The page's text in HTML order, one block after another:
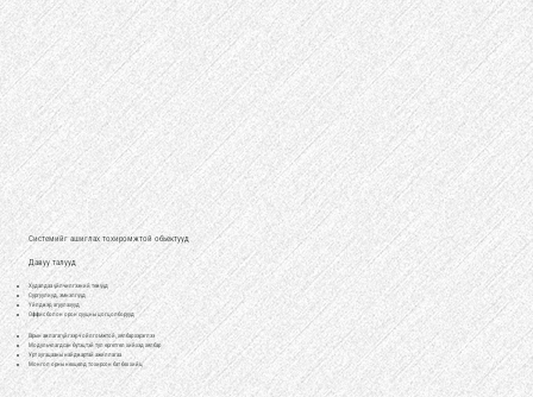
Системийг ашиглах тохиромжтой обьектууд
Худалдаа үйлчилгээний төвүүд
Сургуулиуд, эмнэлгүүд
Үйлдвэр, агуулахууд
Оффис болон орон сууцны цогцолборууд
Давуу талууд
Гарын авлагагүйгээр ч ойлгомжтой, хялбар хэрэглээ
Модульчлагдсан бүтэцтэй тул өргөтгөл хийхэд хялбар
Урт хугацааны найдвартай ажиллагаа
Монгол орны нөхцөлд тохирсон бат бөх хийц